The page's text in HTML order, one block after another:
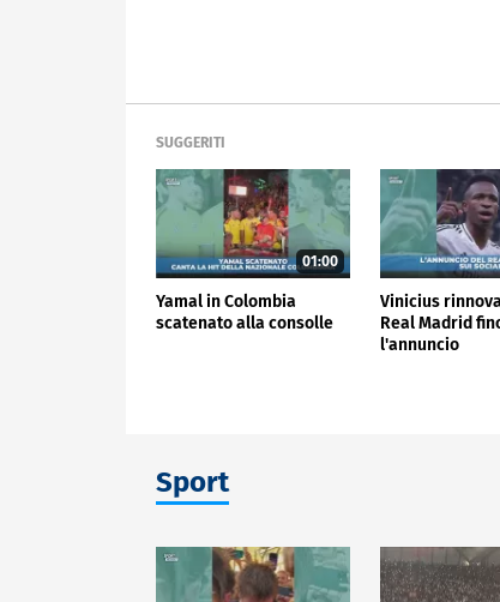
SUGGERITI
01:00
Yamal in Colombia
scatenato alla consolle
Vinicius
Real Madrid
l'annuncio
Sport